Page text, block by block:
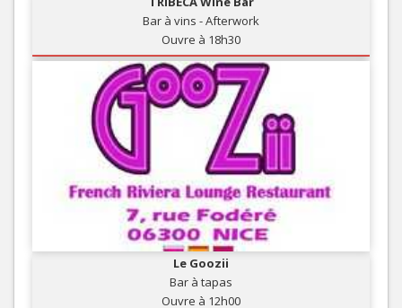
Bar à vins - Afterwork
Ouvre à 18h30
Le Goozii
Bar à tapas
Ouvre à 12h00